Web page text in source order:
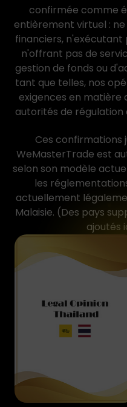
confirmée comme
entièrement virtuel :
financiers,
n'offrant pas de
gestion de fonds ou
tant que telles, nos
exigences en matière
autorités de régulation
Ces confirmations
WeMasterTrade est
selon son modèle
les
actuellement
Malaisie. (Des pays
ajoutés